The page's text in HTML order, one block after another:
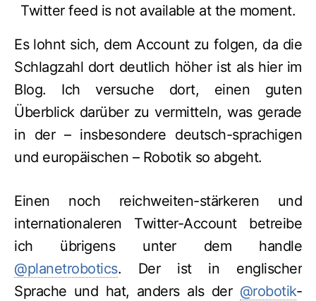
Twitter feed is not available at the moment.
Es lohnt sich, dem Account zu folgen, da die
Schlagzahl dort deutlich höher ist als hier im
Blog. Ich versuche dort, einen guten
Überblick darüber zu vermitteln, was gerade
in der – insbesondere deutsch-sprachigen
und europäischen – Robotik so abgeht.
Einen noch reichweiten-stärkeren und
internationaleren Twitter-Account betreibe
ich übrigens unter dem handle
@planetrobotics. Der ist in englischer
Sprache und hat, anders als der @robotik-